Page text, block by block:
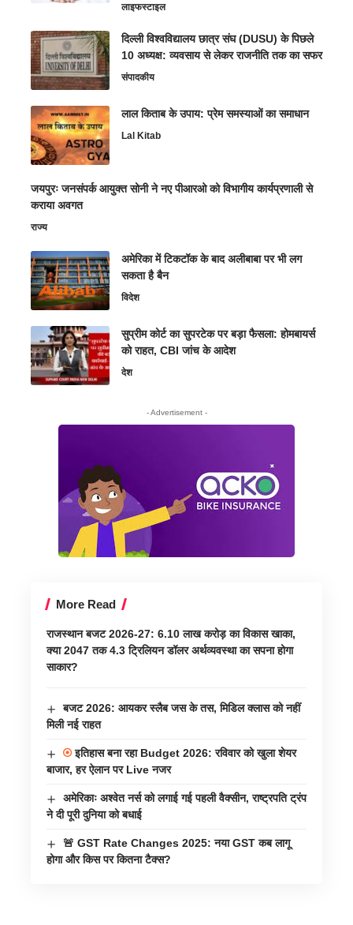
लाइफस्टाइल
दिल्ली विश्वविद्यालय छात्र संघ (DUSU) के पिछले
10 अध्यक्ष: व्यवसाय से लेकर राजनीति तक का सफर
संपादकीय
लाल किताब के उपाय: प्रेम समस्याओं का समाधान
Lal Kitab
जयपुरः जनसंपर्क आयुक्त सोनी ने नए पीआरओ को विभागीय कार्यप्रणाली से
कराया अवगत
राज्य
अमेरिका में टिकटॉक के बाद अलीबाबा पर भी लग
सकता है बैन
विदेश
सुप्रीम कोर्ट का सुपरटेक पर बड़ा फैसला: होमबायर्स
को राहत, CBI जांच के आदेश
देश
- Advertisement -
More Read
राजस्थान बजट 2026-27: 6.10 लाख करोड़ का विकास खाका,
क्या 2047 तक 4.3 ट्रिलियन डॉलर अर्थव्यवस्था का सपना होगा
साकार?
बजट 2026: आयकर स्लैब जस के तस, मिडिल क्लास को नहीं
मिली नई राहत
इतिहास बना रहा Budget 2026: रविवार को खुला शेयर
बाजार, हर ऐलान पर Live नजर
अमेरिकाः अश्वेत नर्स को लगाई गई पहली वैक्सीन, राष्ट्रपति ट्रंप
ने दी पूरी दुनिया को बधाई
🚨 GST Rate Changes 2025: नया GST कब लागू
होगा और किस पर कितना टैक्स?